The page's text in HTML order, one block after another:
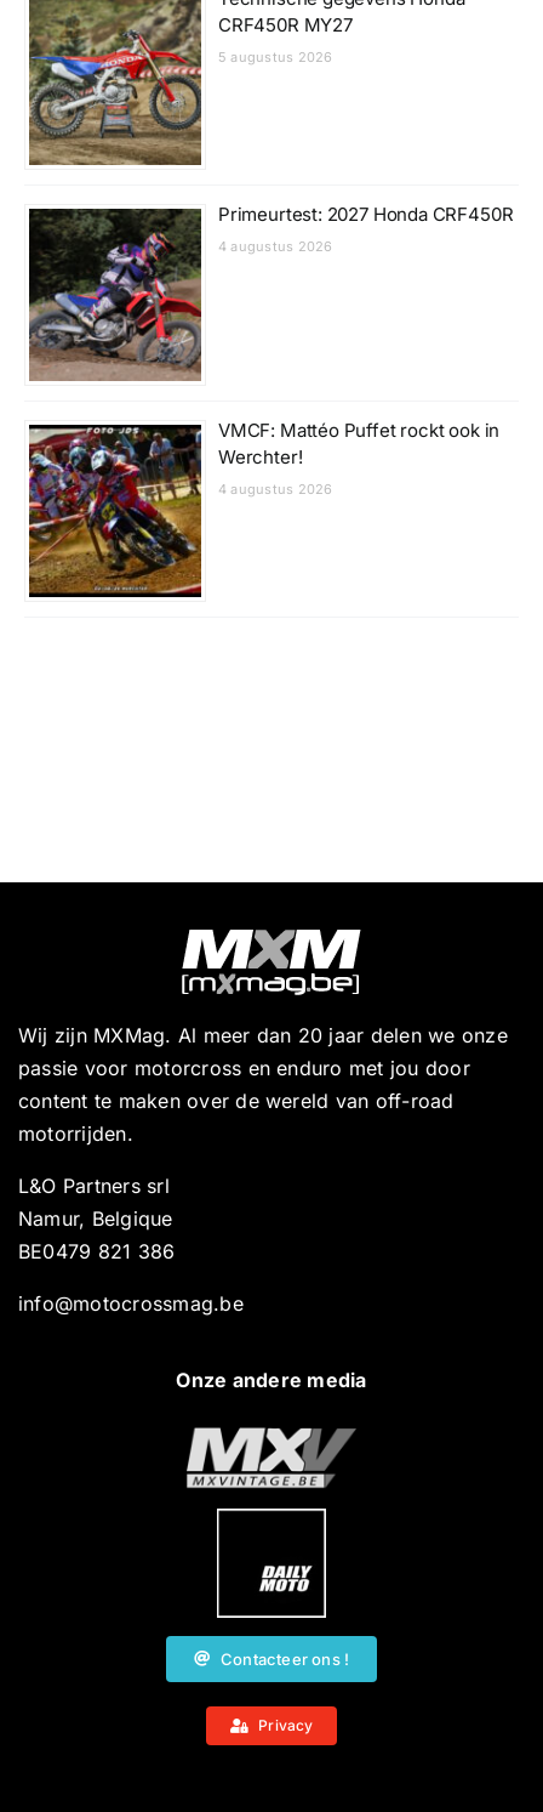
CRF450R MY27
5 augustus 2026
Primeurtest: 2027 Honda CRF450R
4 augustus 2026
VMCF: Mattéo Puffet rockt ook in
Werchter!
4 augustus 2026
Wij zijn MXMag. Al meer dan 20 jaar delen we onze
passie voor motorcross en enduro met jou door
content te maken over de wereld van off-road
motorrijden.
L&O Partners srl
Namur, Belgique
BE0479 821 386
info@motocrossmag.be
Onze andere media
Contacteer ons !
Privacy